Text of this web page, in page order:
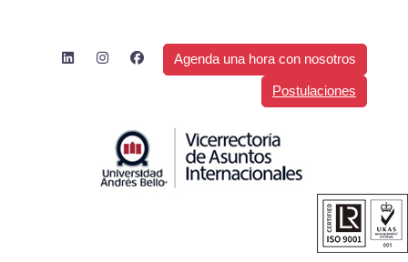
Agenda una hora con nosotros
Postulaciones